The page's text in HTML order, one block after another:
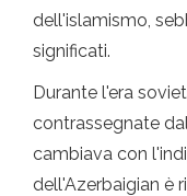
dell'islamismo,
significati.
Durante l'era
contrassegnate
cambiava con
dell'Azerbaigian è